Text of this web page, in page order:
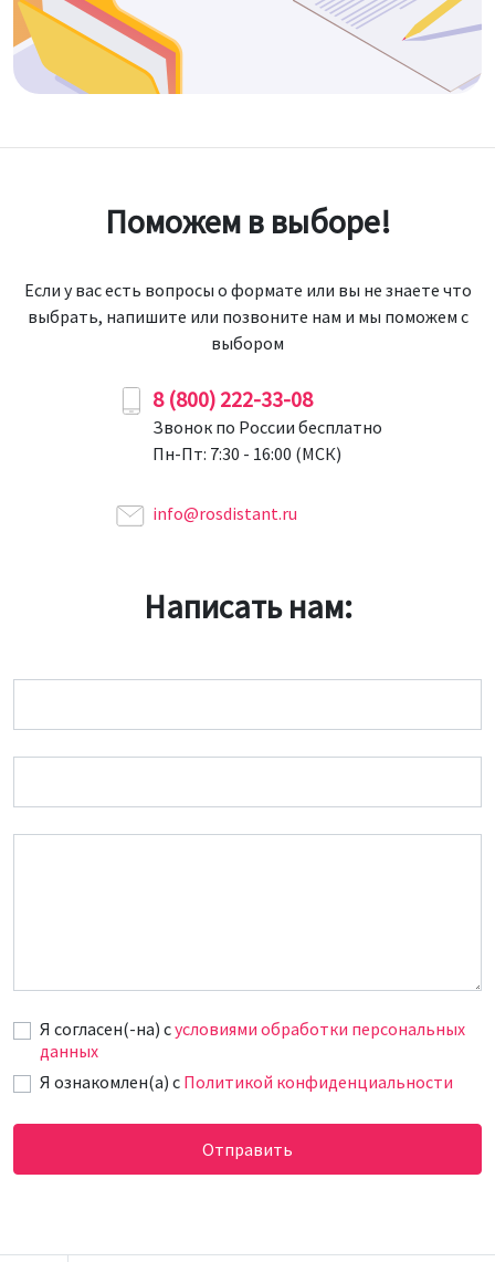
Поможем в выборе!
Если у вас есть вопросы о формате или вы не знаете что
выбрать, напишите или позвоните нам и мы поможем с
выбором
8 (800) 222-33-08
Звонок по России бесплатно
Пн-Пт: 7:30 - 16:00 (МСК)
info@rosdistant.ru
Написать нам:
Я согласен(-на) cусловиями обработки персональных
данных
Я ознакомлен(а) с Политикой конфиденциальности
Отправить